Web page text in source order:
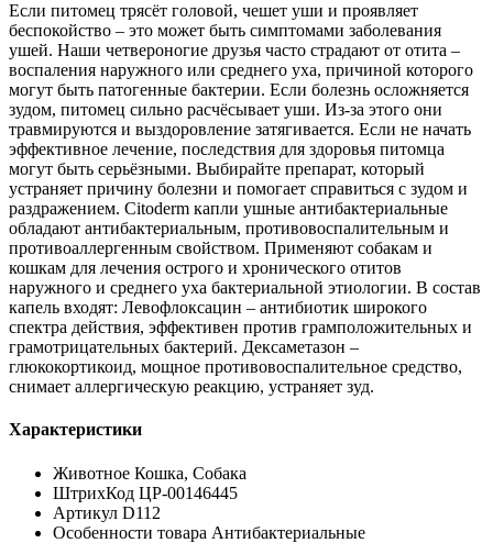
Если питомец трясёт головой, чешет уши и проявляет
беспокойство – это может быть симптомами заболевания
ушей. Наши четвероногие друзья часто страдают от отита –
воспаления наружного или среднего уха, причиной которого
могут быть патогенные бактерии. Если болезнь осложняется
зудом, питомец сильно расчёсывает уши. Из-за этого они
травмируются и выздоровление затягивается. Если не начать
эффективное лечение, последствия для здоровья питомца
могут быть серьёзными. Выбирайте препарат, который
устраняет причину болезни и помогает справиться с зудом и
раздражением. Citoderm капли ушные антибактериальные
обладают антибактериальным, противовоспалительным и
противоаллергенным свойством. Применяют собакам и
кошкам для лечения острого и хронического отитов
наружного и среднего уха бактериальной этиологии. В cостав
капель входят: Левофлоксацин – антибиотик широкого
спектра действия, эффективен против грамположительных и
грамотрицательных бактерий. Дексаметазон –
глюкокортикоид, мощное противовоспалительное средство,
снимает аллергическую реакцию, устраняет зуд.
Характеристики
Животное Кошка, Собака
ШтрихКод ЦР-00146445
Артикул D112
Особенности товара Антибактериальные